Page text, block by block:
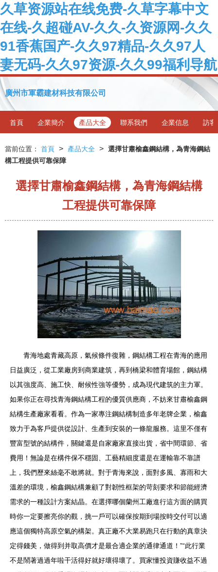
久草资源站在线免费-久草字幕中文
在线-久超碰AV-久久-久资源网-久久
91香蕉国产-久久97精品-久久97人
妻无码-久久97资源-久久99福利导航
廣州市軍霸建材科技有限公司
首頁 企業簡介 產品大全 聯系我們 企業信息 訪客
當前位置： 首頁 > 產品大全 > 選擇甘肅榆鑫鋼結構，為青海鋼結
構工程提供可靠保障
選擇甘肅榆鑫鋼結構，為青海鋼結構
工程提供可靠保障
青海地處青藏高原，氣候條件復雜，鋼結構工程在青海的應用
日益廣泛，從工業廠房到商業建筑，再到橋梁和體育場館，鋼結構
以其強度高、施工快、耐候性強等優勢，成為現代建筑的主力軍。
如果你正在尋找青海鋼結構工程的優質供應商，不妨來甘肅榆鑫鋼
結構生產廠家看看。作為一家專注鋼結構制造多年老牌企業，榆鑫
致力于為客戶提供從設計、生產到安裝的一條龍服務。這里不僅有
豐富型號的結構件，關鍵還是自家廠家直接出貨，省中間環節、省
費用！無論是在構件保不穩固、工藝精細度還是在運輸靠不靠譜
上，我們歷來絲毫不敢將就。對于青海來說，面對多風、寡雨和大
溫差的環境，榆鑫鋼結構兼顧了對韌性框架的苛刻要求和節能經濟
需求的一種設計方案結晶。在選擇哪個蘭州工廠進行這方面的購買
時你一定要擦亮你的觀，挑一戶可以確保按期到場按時交付可以適
應這個獨特高原空氣的構架。真正廠不大業易跑只在行動的真章決
定得錢美，做得到并取高價才是最合適企業的通律通道！”“此行業
不是鬧著過過年啦干活得好就好壞得壞了。買家懂投資賺收益不過